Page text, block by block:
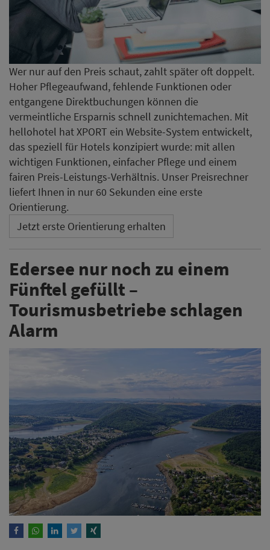
Wer nur auf den Preis schaut, zahlt später oft doppelt.
Hoher Pflegeaufwand, fehlende Funktionen oder
entgangene Direktbuchungen können die
vermeintliche Ersparnis schnell zunichtemachen. Mit
hellohotel hat XPORT ein Website-System entwickelt,
das speziell für Hotels konzipiert wurde: mit allen
wichtigen Funktionen, einfacher Pflege und einem
fairen Preis-Leistungs-Verhältnis. Unser Preisrechner
liefert Ihnen in nur 60 Sekunden eine erste
Orientierung.
Jetzt erste Orientierung erhalten
Edersee nur noch zu einem
Fünftel gefüllt –
Tourismusbetriebe schlagen
Alarm